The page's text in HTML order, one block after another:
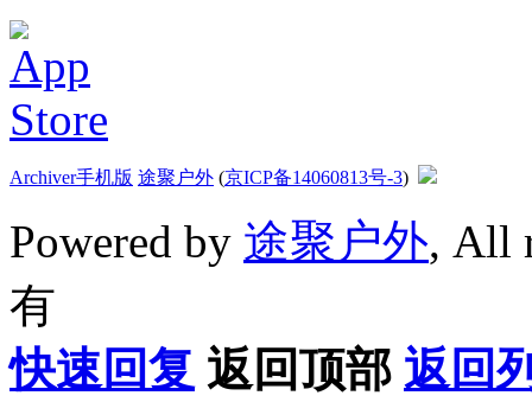
Archiver手机版 途聚户外 (京ICP备14060813号-3)
Powered by 途聚户外, All
有
快速回复 返回顶部 返回